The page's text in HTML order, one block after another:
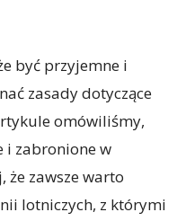
być przyjemne i
zasady dotyczące
omówiliśmy,
i zabronione w
zawsze warto
lotniczych, z którymi